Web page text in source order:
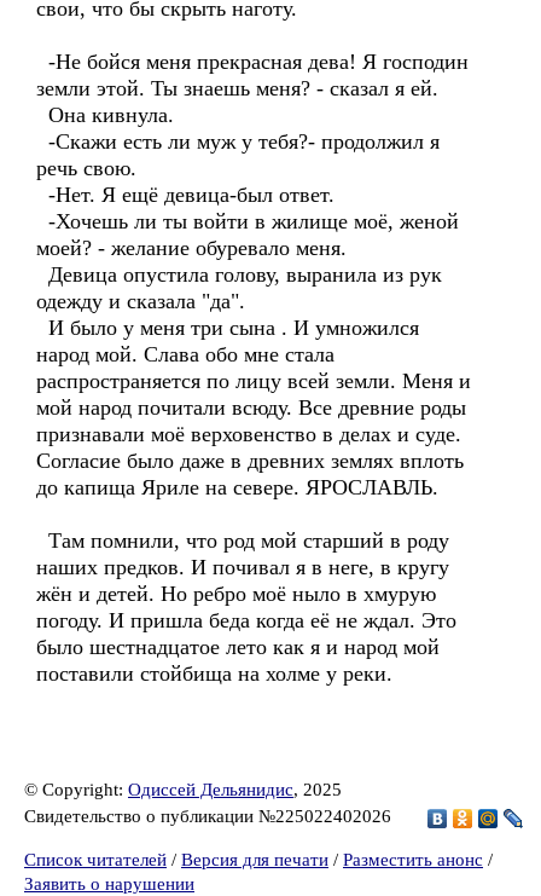
свои, что бы скрыть наготу.
-Не бойся меня прекрасная дева! Я господин
земли этой. Ты знаешь меня? - сказал я ей.
Она кивнула.
-Скажи есть ли муж у тебя?- продолжил я
речь свою.
-Нет. Я ещё девица-был ответ.
-Хочешь ли ты войти в жилище моё, женой
моей? - желание обуревало меня.
Девица опустила голову, выранила из рук
одежду и сказала "да".
И было у меня три сына . И умножился
народ мой. Слава обо мне стала
распространяется по лицу всей земли. Меня и
мой народ почитали всюду. Все древние роды
признавали моё верховенство в делах и суде.
Согласие было даже в древних землях вплоть
до капища Яриле на севере. ЯРОСЛАВЛЬ.
Там помнили, что род мой старший в роду
наших предков. И почивал я в неге, в кругу
жён и детей. Но ребро моё ныло в хмурую
погоду. И пришла беда когда её не ждал. Это
было шестнадцатое лето как я и народ мой
поставили стойбища на холме у реки.
© Copyright: Одиссей Дельянидис, 2025
Свидетельство о публикации №225022402026
Список читателей / Версия для печати / Разместить анонс /
Заявить о нарушении